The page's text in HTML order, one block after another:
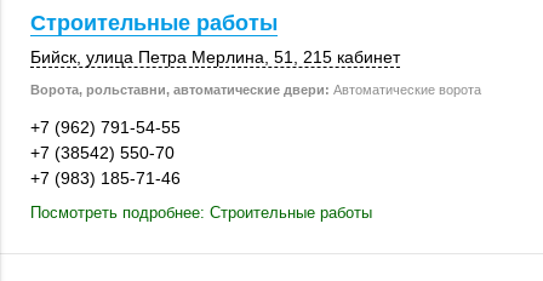
Строительные работы
Бийск , улица Петра Мерлина, 51, 215 кабинет
Ворота, рольставни, автоматические двери: Автоматические ворота
+7 (962) 791-54-55
+7 (38542) 550-70
+7 (983) 185-71-46
Посмотреть подробнее: Строительные работы